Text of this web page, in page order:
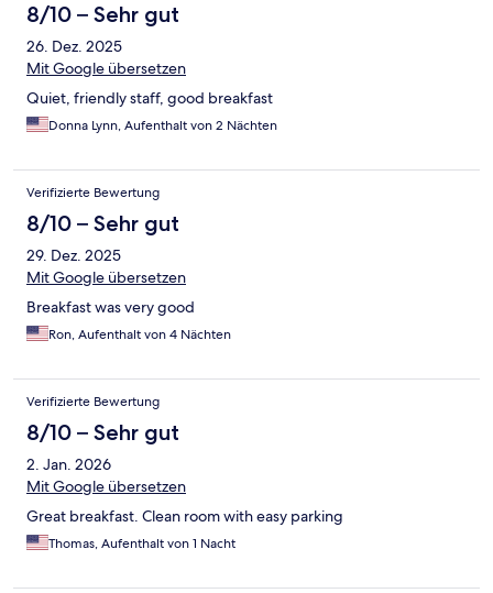
8/10 – Sehr gut
26. Dez. 2025
Mit Google übersetzen
Quiet, friendly staff, good breakfast
Donna Lynn, Aufenthalt von 2 Nächten
Verifizierte Bewertung
8/10 – Sehr gut
29. Dez. 2025
Mit Google übersetzen
Breakfast was very good
Ron, Aufenthalt von 4 Nächten
Verifizierte Bewertung
8/10 – Sehr gut
2. Jan. 2026
Mit Google übersetzen
Great breakfast. Clean room with easy parking
Thomas, Aufenthalt von 1 Nacht